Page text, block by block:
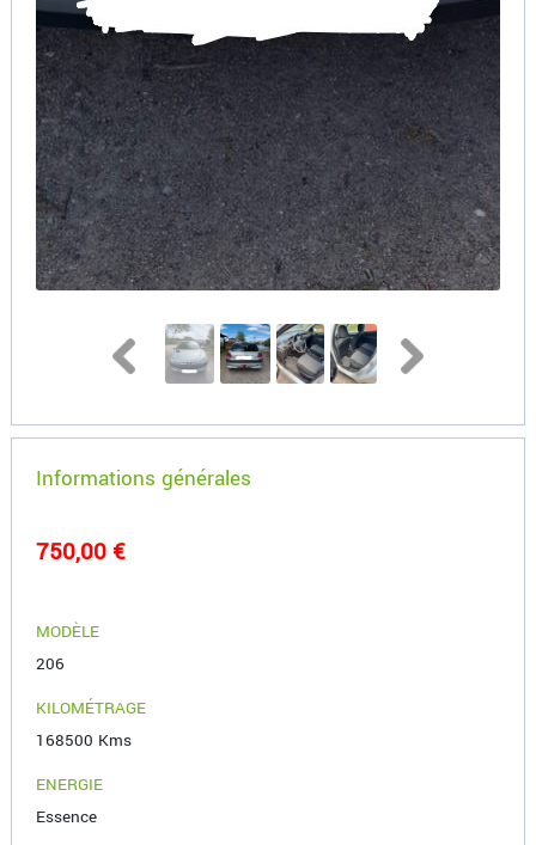
Informations générales
750,00 €
MODÈLE
206
KILOMÉTRAGE
168500 Kms
ENERGIE
Essence